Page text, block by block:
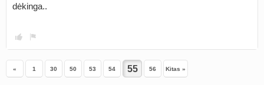
dėkinga..
« 1 30 50 53 54 56 Kitas »